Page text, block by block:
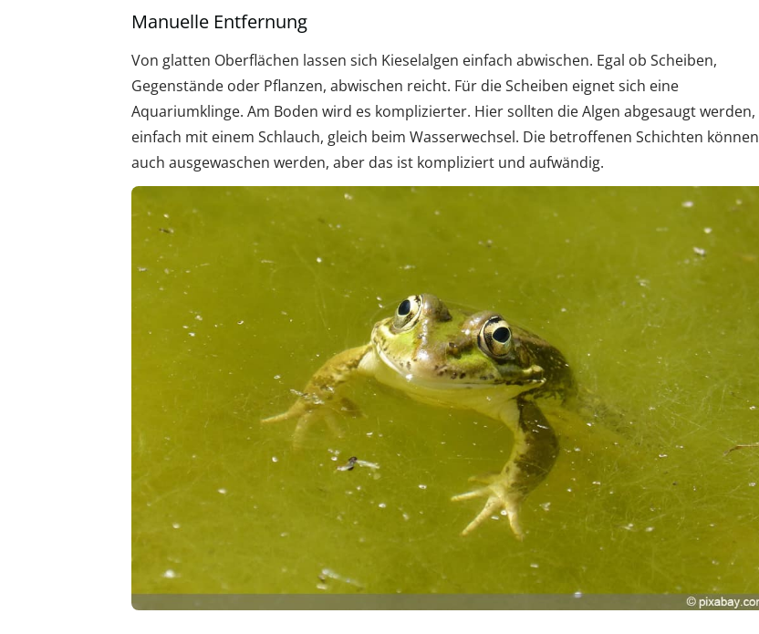
Manuelle Entfernung
Von glatten Oberflächen lassen sich Kieselalgen einfach abwischen. Egal ob Scheiben,
Gegenstände oder Pflanzen, abwischen reicht. Für die Scheiben eignet sich eine
Aquariumklinge. Am Boden wird es komplizierter. Hier sollten die Algen abgesaugt werden,
einfach mit einem Schlauch, gleich beim Wasserwechsel. Die betroffenen Schichten können
auch ausgewaschen werden, aber das ist kompliziert und aufwändig.